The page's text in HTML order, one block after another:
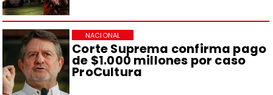
Corte Suprema confirma pago
de $1.000 millones por caso
ProCultura
NACIONAL